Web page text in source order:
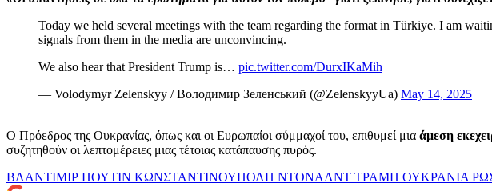
Today we held several meetings with the team regarding the format in Türkiye. I am
signals from them in the media are unconvincing.
We also hear that President Trump is… pic.twitter.com/DurxIKaMih
— Volodymyr Zelenskyy / Володимир Зеленський (@ZelenskyyUa) May 14, 2025
Ο Πρόεδρος της Ουκρανίας, όπως και οι Ευρωπαίοι σύμμαχοί του, επιθυμεί μια άμεση
συζητηθούν οι λεπτομέρειες μιας τέτοιας κατάπαυσης πυρός.
ΒΛΑΝΤΙΜΙΡ ΠΟΥΤΙΝ ΚΩΝΣΤΑΝΤΙΝΟΥΠΟΛΗ ΝΤΟΝΑΛΝΤ ΤΡΑΜΠ ΟΥΚΡΑΝΙΑ